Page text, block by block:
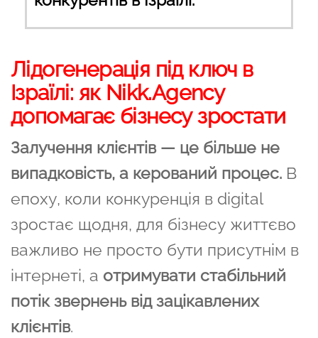
Лідогенерація під ключ в
Ізраїлі: як Nikk.Agency
допомагає бізнесу зростати
Залучення клієнтів — це більше не
випадковість, а керований процес. В
епоху, коли конкуренція в digital
зростає щодня, для бізнесу життєво
важливо не просто бути присутнім в
інтернеті, а отримувати стабільний
потік звернень від зацікавлених
клієнтів.